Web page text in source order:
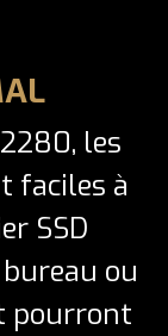
les
faciles à
SSD
ou
pourront